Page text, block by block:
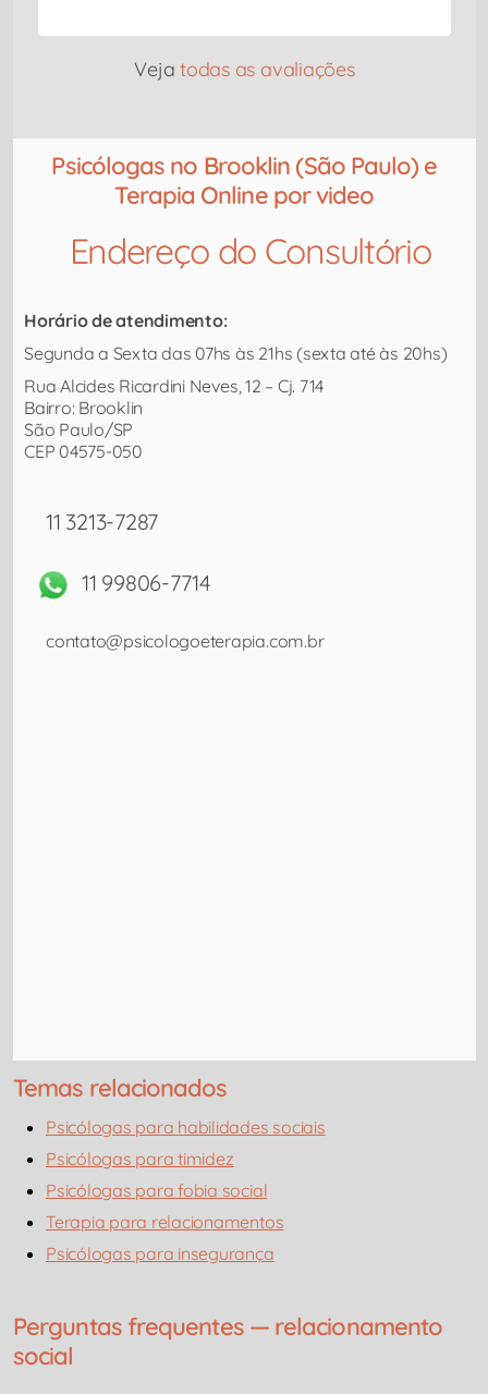
Vejatodas as avaliações
Psicólogas no Brooklin (São Paulo) e
Terapia Online por video
Endereço do Consultório​
Horário de atendimento:
Segunda a Sexta das 07hs às 21hs (sexta até às 20hs)
Rua Alcides Ricardini Neves, 12 – Cj. 714
Bairro: Brooklin
São Paulo/SP
CEP 04575-050
11 3213-7287
11 99806-7714
contato@psicologoeterapia.com.br
Temas relacionados
Psicólogas para habilidades sociais
Psicólogas para timidez
Psicólogas para fobia social
Terapia para relacionamentos
Psicólogas para insegurança
Perguntas frequentes — relacionamento
social